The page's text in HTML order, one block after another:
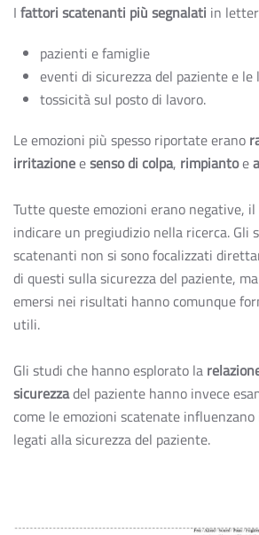
I fattori scatenanti più segnalati in
pazienti e famiglie
eventi di sicurezza del paziente e le
tossicità sul posto di lavoro.
Le emozioni più spesso riportate erano
irritazioneesenso di colpa, rimpiantoe
Tutte queste emozioni erano negative,
indicare un pregiudizio nella ricerca. Gli
scatenanti non si sono focalizzati
di questi sulla sicurezza del paziente,
emersi nei risultati hanno comunque
utili.
Gli studi che hanno esplorato la
sicurezzadel paziente hanno invece
come le emozioni scatenate
legati alla sicurezza del paziente.